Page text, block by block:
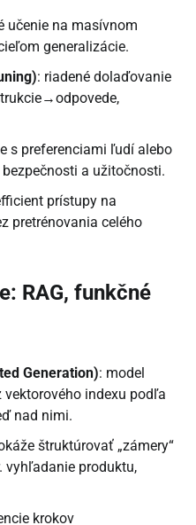
učenie na masívnom
generalizácie.
: riadené dolaďovanie
s preferenciami ľudí alebo
a užitočnosti.
prístupy na
pretrénovania celého
RAG, funkčné
Generation): model
indexu podľa
nad nimi.
štruktúrovať „zámery“
vyhľadanie produktu,
krokov